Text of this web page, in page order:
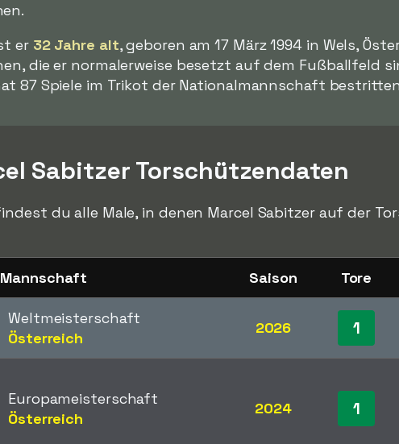
er 32 Jahre alt, geboren am 17 März 1994 in Wels,
die er normalerweise besetzt auf dem Fußballfeld
87 Spiele im Trikot der Nationalmannschaft
Sabitzer Torschützendaten
du alle Male, in denen Marcel Sabitzer auf der
Saison Tore
Weltmeisterschaft
Österreich
2026 1
Europameisterschaft
Österreich
2024 1